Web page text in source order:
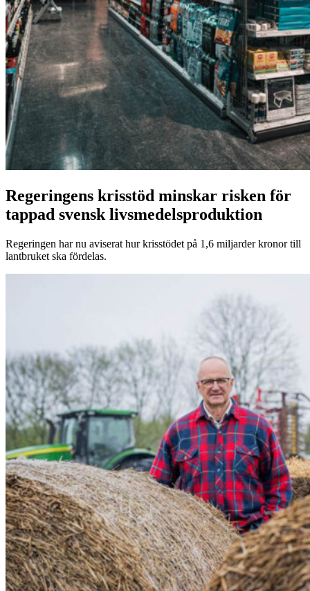
Regeringens krisstöd minskar risken för
tappad svensk livsmedelsproduktion
Regeringen har nu aviserat hur krisstödet på 1,6 miljarder kronor till
lantbruket ska fördelas.